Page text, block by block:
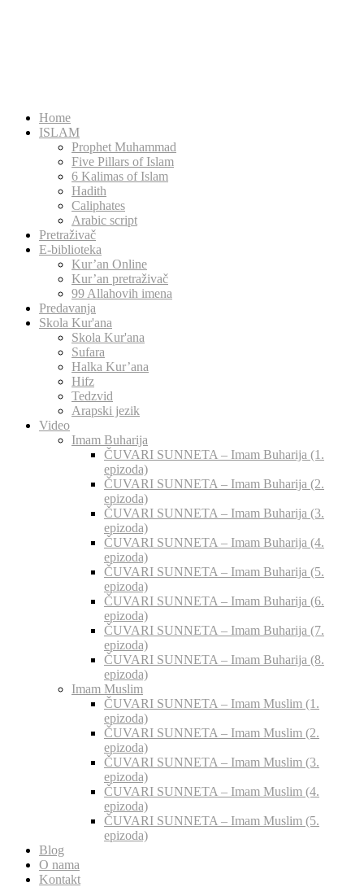
Home
ISLAM
Prophet Muhammad
Five Pillars of Islam
6 Kalimas of Islam
Hadith
Caliphates
Arabic script
Pretraživač
E-biblioteka
Kur’an Online
Kur’an pretraživač
99 Allahovih imena
Predavanja
Skola Kur'ana
Skola Kur'ana
Sufara
Halka Kur’ana
Hifz
Tedzvid
Arapski jezik
Video
Imam Buharija
ČUVARI SUNNETA – Imam Buharija (1.
epizoda)
ČUVARI SUNNETA – Imam Buharija (2.
epizoda)
ČUVARI SUNNETA – Imam Buharija (3.
epizoda)
ČUVARI SUNNETA – Imam Buharija (4.
epizoda)
ČUVARI SUNNETA – Imam Buharija (5.
epizoda)
ČUVARI SUNNETA – Imam Buharija (6.
epizoda)
ČUVARI SUNNETA – Imam Buharija (7.
epizoda)
ČUVARI SUNNETA – Imam Buharija (8.
epizoda)
Imam Muslim
ČUVARI SUNNETA – Imam Muslim (1.
epizoda)
ČUVARI SUNNETA – Imam Muslim (2.
epizoda)
ČUVARI SUNNETA – Imam Muslim (3.
epizoda)
ČUVARI SUNNETA – Imam Muslim (4.
epizoda)
ČUVARI SUNNETA – Imam Muslim (5.
epizoda)
Blog
O nama
Kontakt